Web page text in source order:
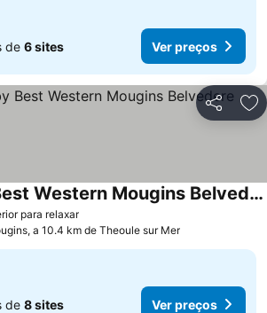
de 6 sites Ver preços
Partilhar
para relaxar
Sure Hotel by Best Western Mougins Belvedere
a 10.4 km de Theoule sur Mer
de 8 sites Ver preços